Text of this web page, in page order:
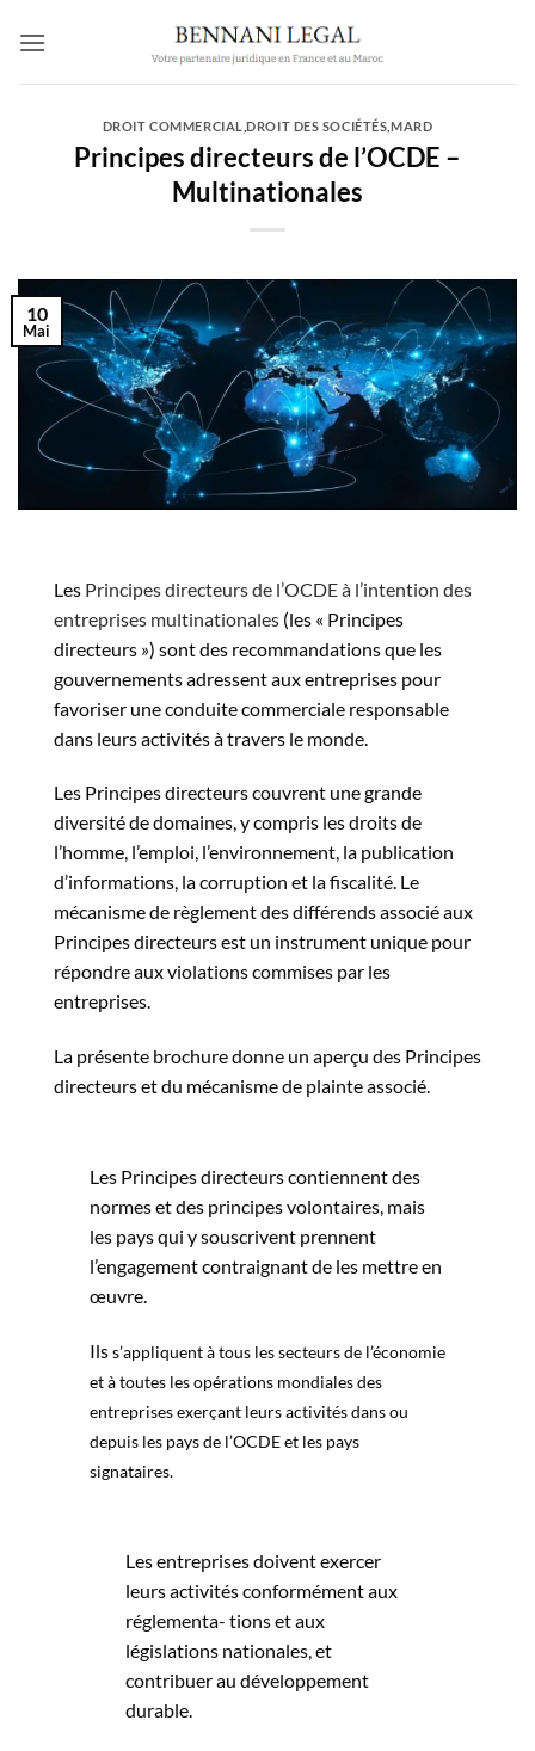
DROIT COMMERCIAL ,DROIT DES SOCIÉTÉS MARD
Principes directeurs de l’OCDE –
Multinationales
10
Mai
Les Principes directeurs de l’OCDE à l’intention des
entreprises multinationales (les « Principes
directeurs ») sont des recommandations que les
gouvernements adressent aux entreprises pour
favoriser une conduite commerciale responsable
dans leurs activités à travers le monde.
Les Principes directeurs couvrent une grande
diversité de domaines, y compris les droits de
l’homme, l’emploi, l’environnement, la publication
d’informations, la corruption et la fiscalité. Le
mécanisme de règlement des différends associé aux
Principes directeurs est un instrument unique pour
répondre aux violations commises par les
entreprises.
La présente brochure donne un aperçu des Principes
directeurs et du mécanisme de plainte associé.
Les Principes directeurs contiennent des
normes et des principes volontaires, mais
les pays qui y souscrivent prennent
l’engagement contraignant de les mettre en
œuvre.
Ilss’appliquent à tous les secteurs de l’économie
et à toutes les opérations mondiales des
entreprises exerçant leurs activités dans ou
depuis les pays de l’OCDE et les pays
signataires.
Les entreprises doivent exercer
leurs activités conformément aux
réglementa- tions et aux
législations nationales, et
contribuer au développement
durable.